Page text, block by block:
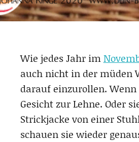
Wie jedes Jahr im
auch nicht in der müden
darauf einzurollen.
Gesicht zur Lehne. Oder
Strickjacke von einer
schauen sie wieder